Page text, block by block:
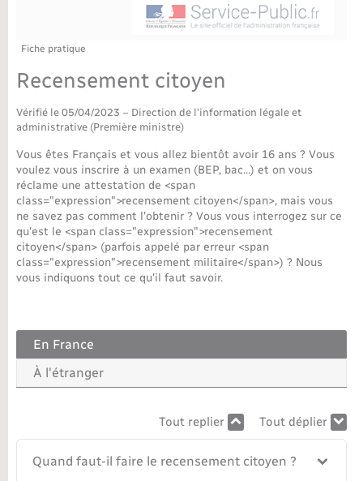
Parrainage civil
Recensement militaire
Concessions funéraires
Petite enfance
Info jeunes
Maison des jeunes (11-17 ans)
Associations
Saison culturelle
Bibliothèques
Tourisme
Nouvel habitant
Nouvelle activité
Travaux - Autorisation d’occupation de l’espace
Publications
Agenda
Budget
La Communauté de communes
Plan interactif
Fiche pratique
Recensement citoyen
Vérifié le 05/04/2023 – Direction de l'information légale et
administrative (Première ministre)
Vous êtes Français et vous allez bientôt avoir 16 ans ? Vous
voulez vous inscrire à un examen (BEP, bac…) et on vous
réclame une attestation de <span
class="expression">recensement citoyen</span>, mais vous
ne savez pas comment l'obtenir ? Vous vous interrogez sur ce
qu'est le <span class="expression">recensement
citoyen</span> (parfois appelé par erreur <span
class="expression">recensement militaire</span>) ? Nous
vous indiquons tout ce qu'il faut savoir.
En France
À l'étranger
Tout replier Tout déplier
Quand faut-il faire le recensement citoyen ?